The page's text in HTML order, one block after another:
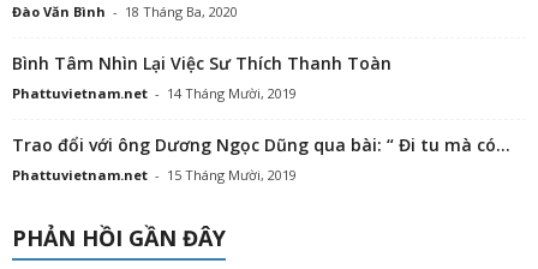
Đào Văn Bình - 18 Tháng Ba, 2020
Bình Tâm Nhìn Lại Việc Sư Thích Thanh Toàn
Phattuvietnam.net - 14 Tháng Mười, 2019
Trao đổi với ông Dương Ngọc Dũng qua bài: “ Đi tu mà có...
Phattuvietnam.net - 15 Tháng Mười, 2019
PHẢN HỒI GẦN ĐÂY